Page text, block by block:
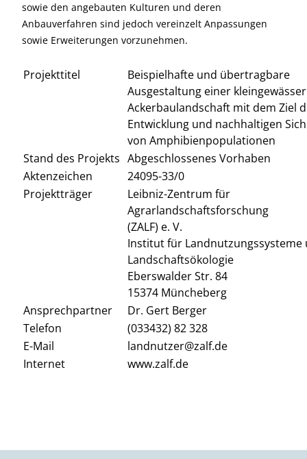
sowie den angebauten Kulturen und deren
Anbauverfahren sind jedoch vereinzelt Anpassungen
sowie Erweiterungen vorzunehmen.
Projekttitel
Beispielhafte und übertragbare
Ausgestaltung einer
Ackerbaulandschaft mit dem Ziel
Entwicklung und nachhaltigen
von Amphibienpopulationen
Stand des Projekts Abgeschlossenes Vorhaben
Aktenzeichen
24095-33/0
Projektträger
Leibniz-Zentrum für
Agrarlandschaftsforschung
(ZALF) e. V.
Institut für Landnutzungssysteme
Landschaftsökologie
Eberswalder Str. 84
15374 Müncheberg
Ansprechpartner
Dr. Gert Berger
Telefon
(033432) 82 328
E-Mail
landnutzer@zalf.de
Internet
www.zalf.de